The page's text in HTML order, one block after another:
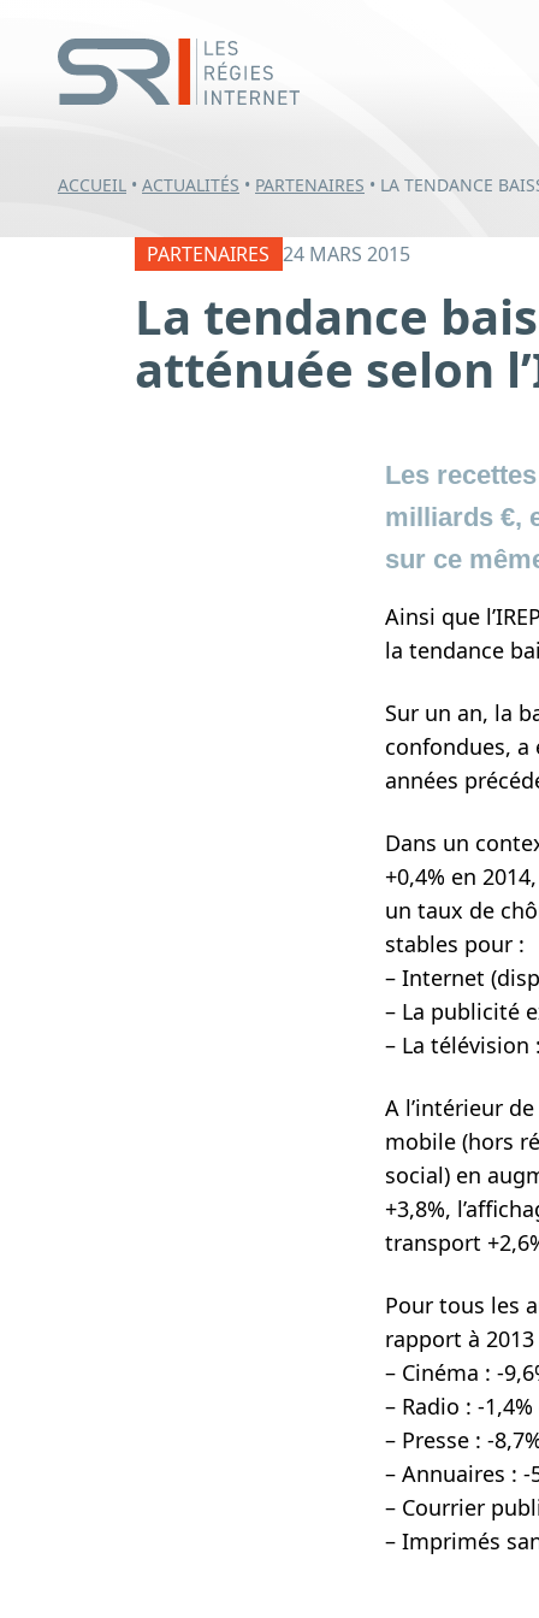
ACCUEIL • ACTUALITÉS • PARTENAIRES • LA TENDANCE
PARTENAIRES 24 MARS 2015
La tendance
atténuée selon
Les
milliards €,
sur ce
Ainsi que
la tendance
Sur un an, la
confondues, a
années
Dans un
+0,4% en
un taux de
stables pour :
– Internet
– La publicité
– La télévision
A l’intérieur
mobile (hors
social) en
+3,8%,
transport
Pour tous les
rapport à 2013
– Cinéma : -
– Radio : -
– Presse : -
– Annuaires : -
– Courrier
– Imprimés